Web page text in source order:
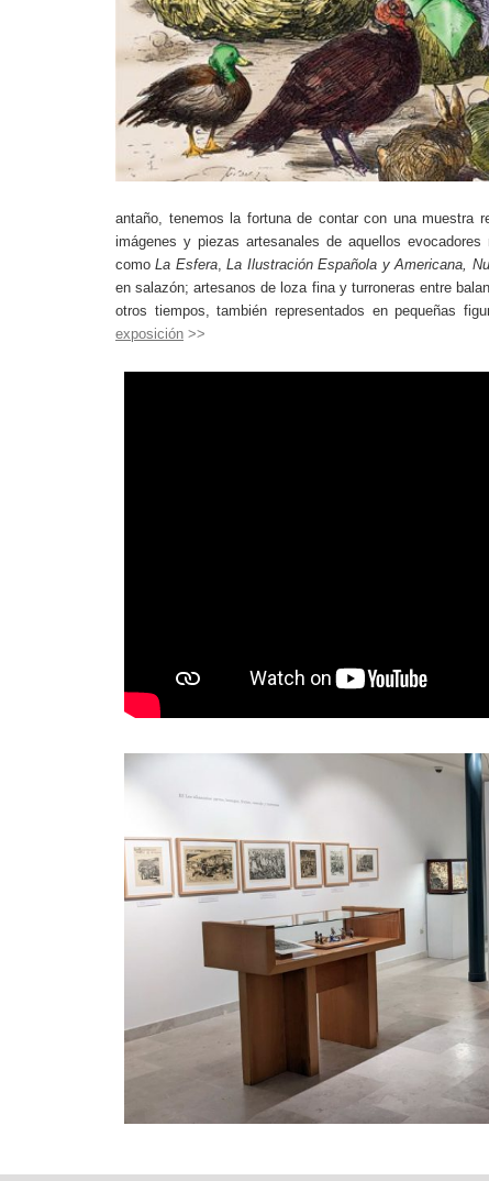
antaño, tenemos la fortuna de contar con una muestra
imágenes y piezas artesanales de aquellos
comoLa Esfera,La Ilustración Española y Americana,
en salazón; artesanos de loza fina y turroneras entre
otros tiempos, también representados en pequeñas
exposición >>